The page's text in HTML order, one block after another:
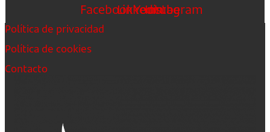
FacebookLinkedin
Youtube
Instagram
Política de privacidad
Política de cookies
Contacto